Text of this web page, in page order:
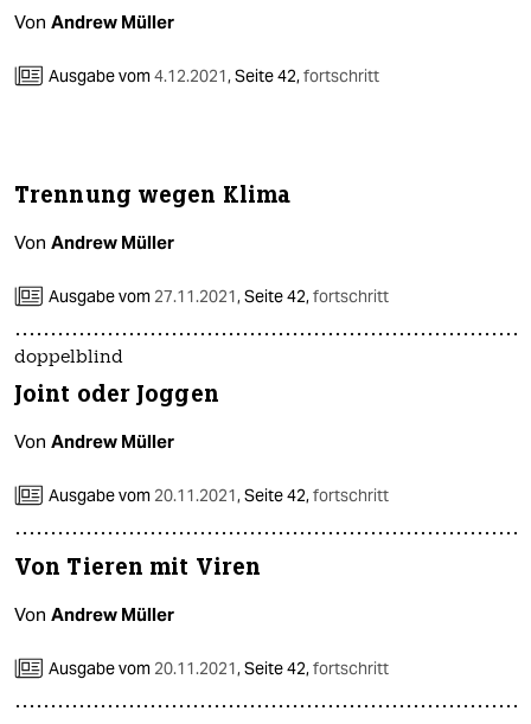
Von Andrew Müller
Ausgabe vom4.12.2021,Seite 42,fortschritt
Trennung wegen Klima
Von Andrew Müller
Ausgabe vom 27.11.2021,Seite 42,fortschritt
doppelblind
Joint oder Joggen
Von Andrew Müller
Ausgabe vom 20.11.2021,Seite 42,fortschritt
Von Tieren mit Viren
Von Andrew Müller
Ausgabe vom 20.11.2021,Seite 42,fortschritt